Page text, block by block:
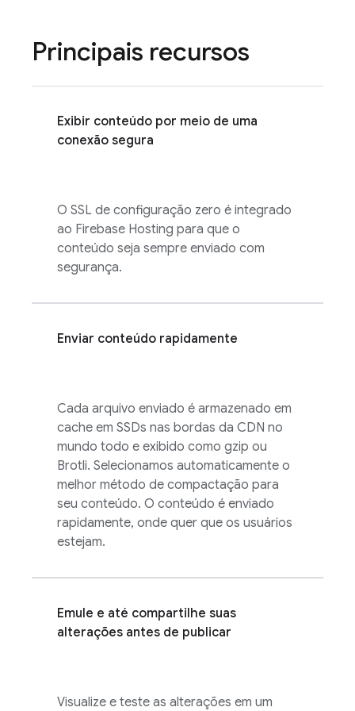
Principais recursos
Exibir conteúdo por meio de uma
conexão segura
O SSL de configuração zero é integrado
ao Firebase Hosting para que o
conteúdo seja sempre enviado com
segurança.
Enviar conteúdo rapidamente
Cada arquivo enviado é armazenado em
cache em SSDs nas bordas da CDN no
mundo todo e exibido como gzip ou
Brotli. Selecionamos automaticamente o
melhor método de compactação para
seu conteúdo. O conteúdo é enviado
rapidamente, onde quer que os usuários
estejam.
Emule e até compartilhe suas
alterações antes de publicar
Visualize e teste as alterações em um